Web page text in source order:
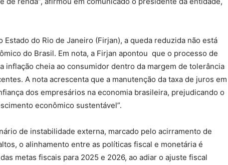
Estado do Rio de Janeiro (Firjan), a queda reduzida não está
do Brasil. Em nota, a Firjan apontou que o processo de
inflação cheia ao consumidor dentro da margem de tolerância
A nota acrescenta que a manutenção da taxa de juros em
dos empresários na economia brasileira, prejudicando o
econômico sustentável”.
de instabilidade externa, marcado pelo acirramento de
o alinhamento entre as políticas fiscal e monetária é
metas fiscais para 2025 e 2026, ao adiar o ajuste fiscal